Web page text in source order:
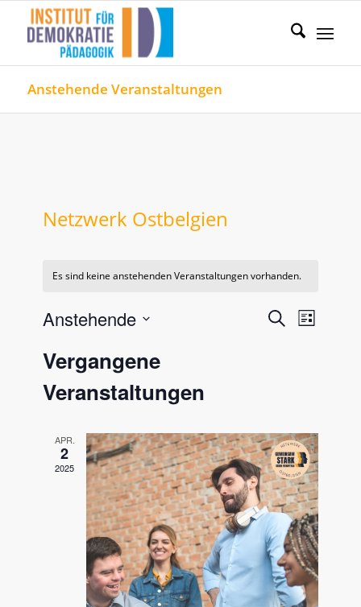
Anstehende Veranstaltungen
Netzwerk Ostbelgien
Es sind keine anstehenden Veranstaltungen vorhanden.
SucheListe
Anstehende
wählen.
Vergangene
Veranstaltungen
APR.
2
2025